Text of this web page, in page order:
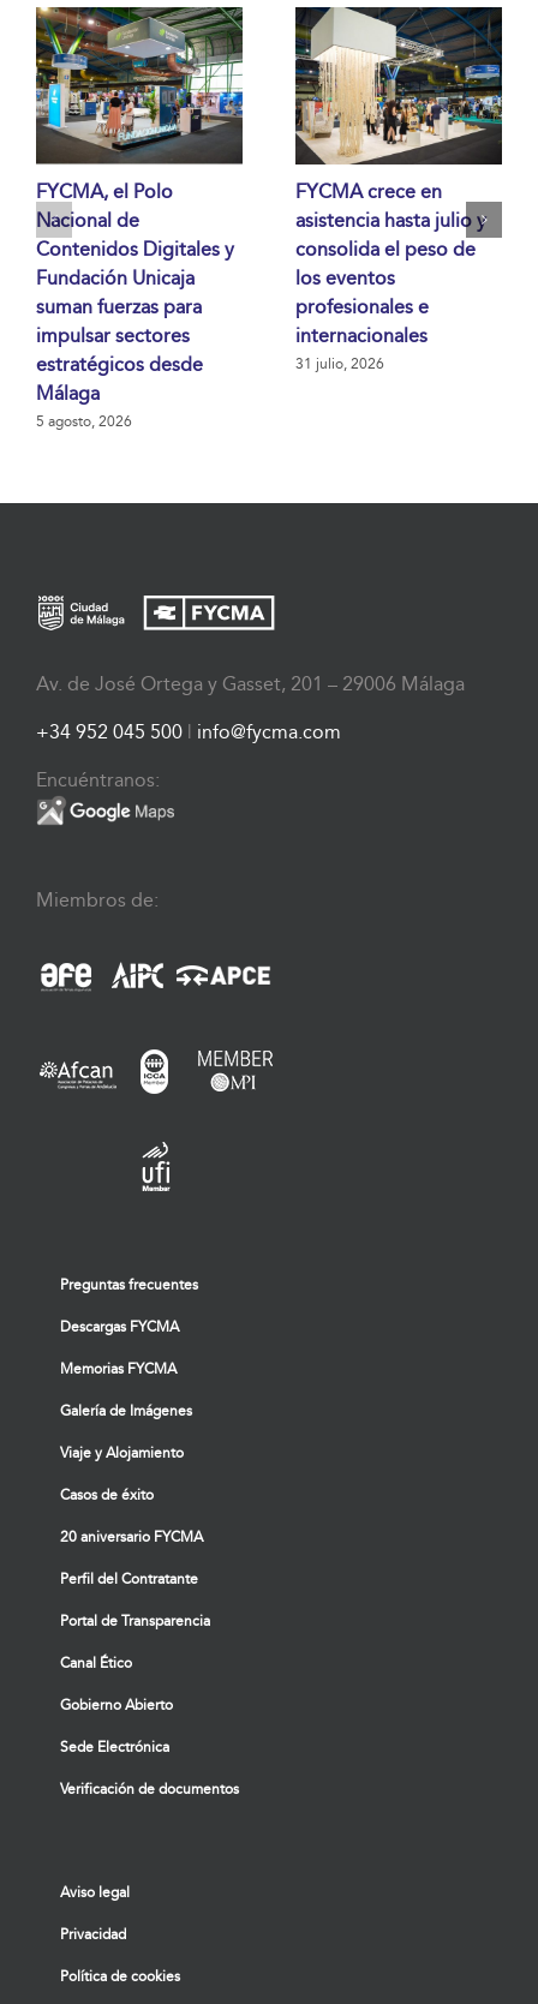
FYCMA, el Polo
Nacional de
Contenidos Digitales y
Fundación Unicaja
suman fuerzas para
impulsar sectores
estratégicos desde
Málaga
5 agosto, 2026
FYCMA crece en
asistencia hasta julio y
consolida el peso de
los eventos
profesionales e
internacionales
31 julio, 2026
Av. de José Ortega y Gasset, 201 – 29006 Málaga
+34 952 045 500 | info@fycma.com
Encuéntranos:
Miembros de:
Preguntas frecuentes
Descargas FYCMA
Memorias FYCMA
Galería de Imágenes
Viaje y Alojamiento
Casos de éxito
20 aniversario FYCMA
Perfil del Contratante
Portal de Transparencia
Canal Ético
Gobierno Abierto
Sede Electrónica
Verificación de documentos
Aviso legal
Privacidad
Política de cookies